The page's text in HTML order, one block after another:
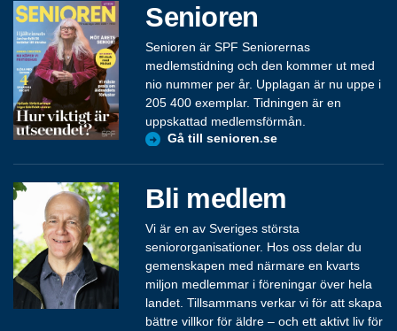
Senioren
Senioren är SPF Seniorernas
medlemstidning och den kommer ut med
nio nummer per år. Upplagan är nu uppe i
205 400 exemplar. Tidningen är en
uppskattad medlemsförmån.
Gå till senioren.se
Bli medlem
Vi är en av Sveriges största
seniororganisationer. Hos oss delar du
gemenskapen med närmare en kvarts
miljon medlemmar i föreningar över hela
landet. Tillsammans verkar vi för att skapa
bättre villkor för äldre – och ett aktivt liv för